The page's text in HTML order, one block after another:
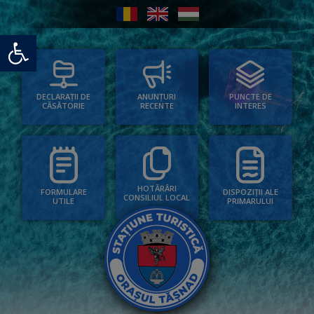
Deschide bara de unelte
DECLARAȚII DE
CĂSĂTORIE
ANUNȚURI
RECENTE
PUNCTE DE
INTERES
FORMULARE
UTILE
HOTĂRÂRI
CONSILIUL LOCAL
DISPOZIȚII ALE
PRIMARULUI